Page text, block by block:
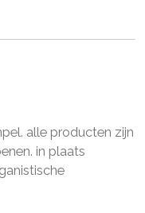
alle producten zijn
in plaats